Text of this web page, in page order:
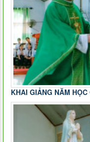
KHAI GIẢNG NĂM